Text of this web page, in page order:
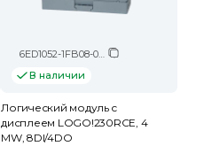
6ED1052-1FB08-0BA2
В наличии
Логический модуль c
дисплеем LOGO!230RCE, 4
MW, 8DI/4DO